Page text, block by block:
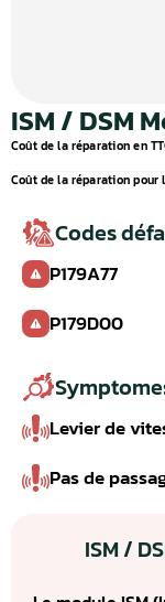
ISM / DSM
Coût de la réparation en
Coût de la réparation pour
Codes
P179A77
P179D00
Levier de
Pas de
ISM /